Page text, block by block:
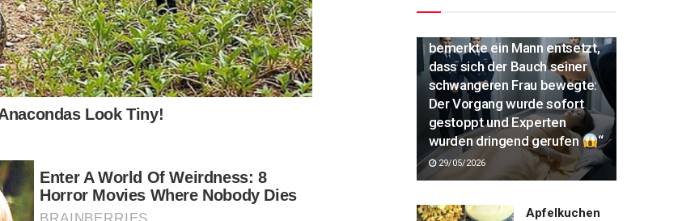
bemerkte ein Mann entsetzt,
dass sich der Bauch seiner
schwangeren Frau bewegte:
Der Vorgang wurde sofort
gestoppt und Experten
wurden dringend gerufen
“
29/05/2026
Apfelkuchen